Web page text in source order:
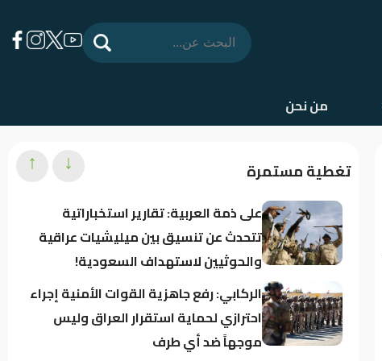
من نحن
تغطية مستمرة
على ذمة العربية: تقارير استخباراتية
تتحدث عن تنسيق بين ميليشيات عراقية
والحوثيين لاستهداف السعودية!
الركابي: رفع جاهزية القوات الأمنية إجراء
احترازي لحماية استقرار العراق وليس
موجهاً ضد أي طرف
↓
↑